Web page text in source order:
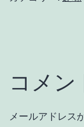
コメン
メールアドレス